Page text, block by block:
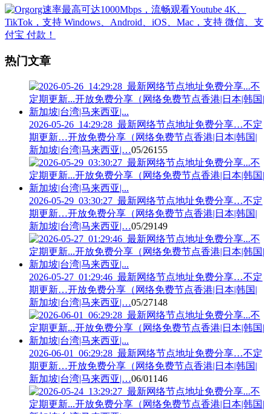
热门文章
2026-05-26_14:29:28_最新网络节点地址免费分享…不定
期更新…开放免费分享（网络免费节点香港|日本|韩国|
新加坡|台湾|马来西亚|…05/26155
2026-05-29_03:30:27_最新网络节点地址免费分享…不定
期更新…开放免费分享（网络免费节点香港|日本|韩国|
新加坡|台湾|马来西亚|…05/29149
2026-05-27_01:29:46_最新网络节点地址免费分享…不定
期更新…开放免费分享（网络免费节点香港|日本|韩国|
新加坡|台湾|马来西亚|…05/27148
2026-06-01_06:29:28_最新网络节点地址免费分享…不定
期更新…开放免费分享（网络免费节点香港|日本|韩国|
新加坡|台湾|马来西亚|…06/01 146